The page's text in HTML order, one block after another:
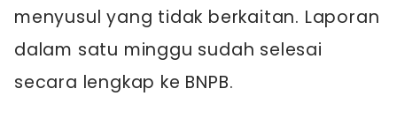
menyusul yang tidak berkaitan. Laporan
dalam satu minggu sudah selesai
secara lengkap ke BNPB.